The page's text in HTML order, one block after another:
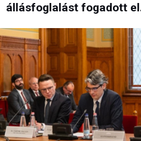
állásfoglalást fogadott